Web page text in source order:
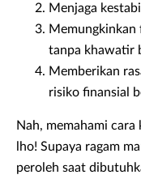
Menjaga
Memungkinkan
tanpa khawatir
Memberikan
risiko finansial
Nah, memahami
lho! Supaya ragam
peroleh saat